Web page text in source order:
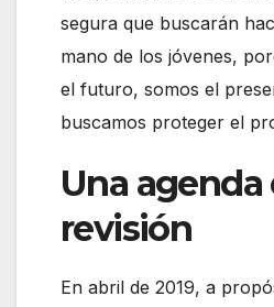
segura que buscarán
mano de los jóvenes,
el futuro, somos el
buscamos proteger el
Una agenda
revisión
En abril de 2019, a